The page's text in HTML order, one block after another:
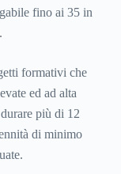
fino ai 35 in
formativi che
ed ad alta
più di 12
di minimo